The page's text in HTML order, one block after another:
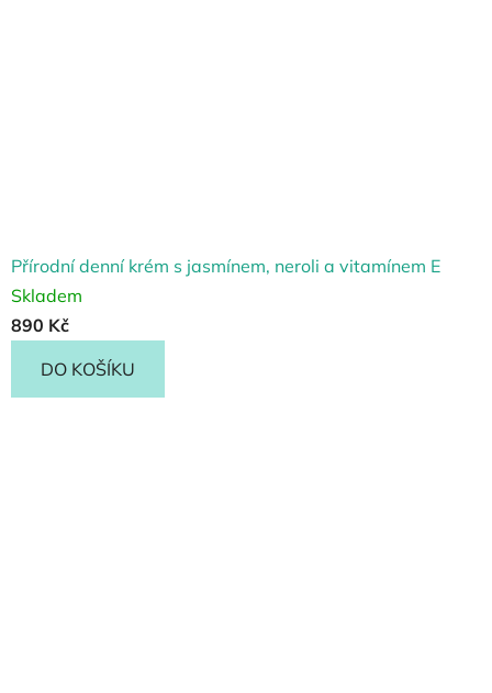
Přírodní denní krém s jasmínem, neroli a vitamínem E
Skladem
890 Kč
DO KOŠÍKU